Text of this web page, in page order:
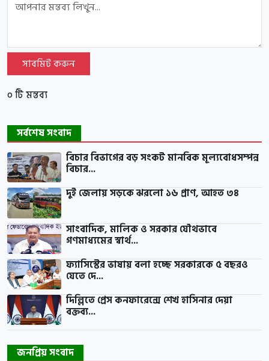
সাবমিট করুন
০ টি মন্তব্য
সর্বশেষ সংবাদ
বিচার বিভাগের বড় সংকট মানবিক মূল্যবোধসম্পন্ন
বিচার...
দুই জেলায় সড়কে ঝরলো ১৬ প্রাণ, আহত ৩৪
সাংবাদিক, মালিক ও সরকার যৌথভাবে
গণমাধ্যমের স্বার্থ...
ফ্যাসিস্টের ভাষায় বলা হচ্ছে সরকারকে ৫ বছরও
যেতে দে...
দিল্লিতে প্রেস কনফারেন্সে শেখ হাসিনার দেয়া
বক্তব্য...
জনপ্রিয় সংবাদ